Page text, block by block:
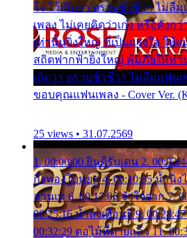
ใจ ไว้เถิดว่า ตราบชั่วชีวา ไม่ลื
เพลง ไม่เคยคิดว่าเก่ง หรือดังก
เท่านั้นยิ่งใหญ่ ที่เป็นแรงใจ ให้ผ
สถิตฟากฟ้ายิ่งใหญ่ คุ้มภัยให้ท่า
เถิดว่า ตราบชั่วชีวา ไม่ลืมแฟนเ
ขอบคุณแฟนเพลง - Cover Ver.
25 views • 31.07.2569
1. 00:00:00 ยินดีรับเดน 2.
กิ่งทองใบหยก 4. 00:10:35 น้ำนิ่ง
ลานเท 6. 00:17:06 จำใจจาก 7.
00:25:16 น้ำลงเดือนยี่ 9.
00:32:29 ตอไม้ที่ตายแล้ว 11.